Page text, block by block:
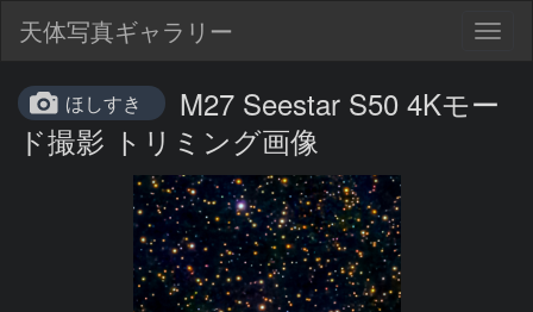
天体写真ギャラリー
ほしすき
M27 Seestar S50 4Kモー
ド撮影 トリミング画像